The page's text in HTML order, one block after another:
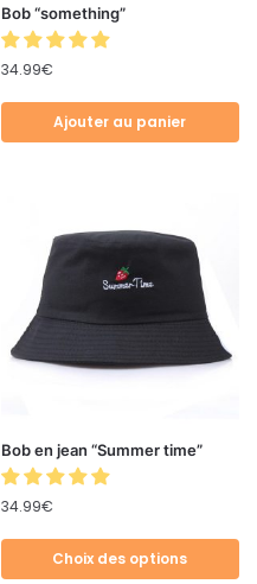
Bob “something”
34.99€
Ajouter au panier
Bob en jean “Summer time”
34.99€
Choix des options